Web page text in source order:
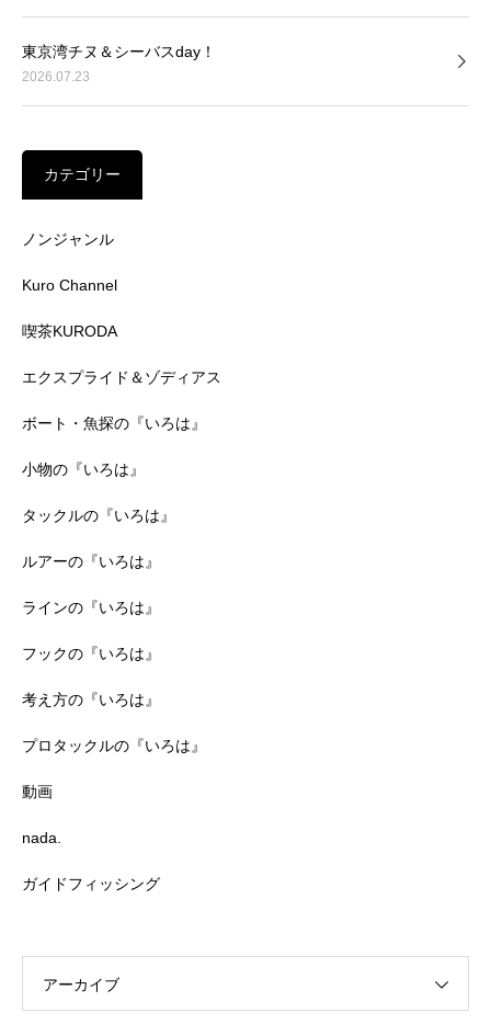
東京湾チヌ＆シーバスday！
2026.07.23
カテゴリー
ノンジャンル
Kuro Channel
喫茶KURODA
エクスプライド＆ゾディアス
ボート・魚探の『いろは』
小物の『いろは』
タックルの『いろは』
ルアーの『いろは』
ラインの『いろは』
フックの『いろは』
考え方の『いろは』
プロタックルの『いろは』
動画
nada.
ガイドフィッシング
アーカイブ